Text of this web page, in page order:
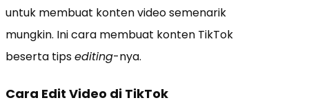
untuk membuat konten video semenarik
mungkin. Ini cara membuat konten TikTok
beserta tipsediting-nya.
Cara Edit Video di TikTok